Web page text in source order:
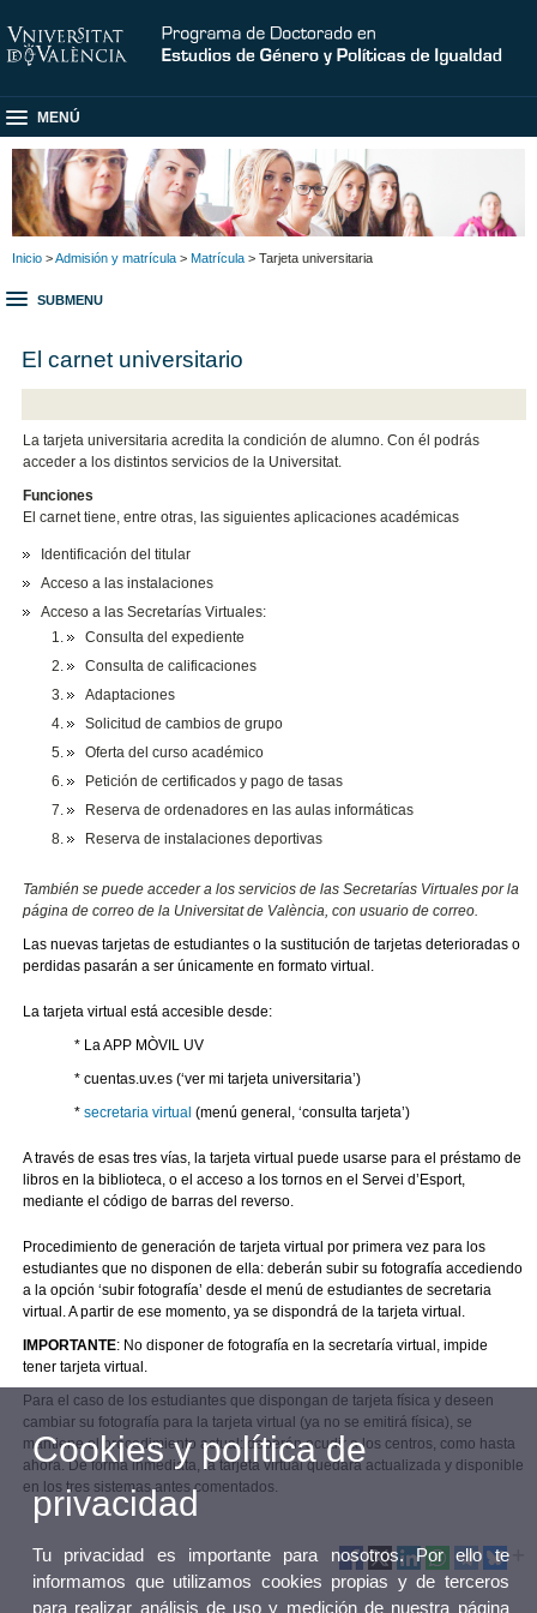
MENÚ
Inicio >Admisión y matrícula > Matrícula > Tarjeta universitaria
SUBMENU
El carnet universitario
La tarjeta universitaria acredita la condición de alumno. Con él podrás
acceder a los distintos servicios de la Universitat.
Funciones
El carnet tiene, entre otras, las siguientes aplicaciones académicas
Identificación del titular
Acceso a las instalaciones
Acceso a las Secretarías Virtuales:
Consulta del expediente
Consulta de calificaciones
Adaptaciones
Solicitud de cambios de grupo
Oferta del curso académico
Petición de certificados y pago de tasas
Reserva de ordenadores en las aulas informáticas
Reserva de instalaciones deportivas
También se puede acceder a los servicios de las Secretarías Virtuales por la
página de correo de la Universitat de València, con usuario de correo.
Las nuevas tarjetas de estudiantes o la sustitución de tarjetas deterioradas o
perdidas pasarán a ser únicamente en formato virtual.
La tarjeta virtual está accesible desde:
* La APP MÒVIL UV
* cuentas.uv.es (‘ver mi tarjeta universitaria’)
*secretaria virtual (menú general, ‘consulta tarjeta’)
A través de esas tres vías, la tarjeta virtual puede usarse para el préstamo de
libros en la biblioteca, o el acceso a los tornos en el Servei d’Esport,
mediante el código de barras del reverso.
Procedimiento de generación de tarjeta virtual por primera vez para los
estudiantes que no disponen de ella: deberán subir su fotografía accediendo
a la opción ‘subir fotografía’ desde el menú de estudiantes de secretaria
virtual. A partir de ese momento, ya se dispondrá de la tarjeta virtual.
IMPORTANTE: No disponer de fotografía en la secretaría virtual, impide
tener tarjeta virtual.
Para el caso de los estudiantes que dispongan de tarjeta física y deseen
cambiar su fotografía para la tarjeta virtual (ya no se emitirá física), se
mantiene el procedimiento actual: deberán acudir a los centros, como hasta
ahora. De forma inmediata, la tarjeta virtual quedará actualizada y disponible
en los tres sistemas antes comentados.
Cookies y política de
privacidad
Tu privacidad es importante para nosotros. Por ello te
informamos que utilizamos cookies propias y de terceros
para realizar análisis de uso y medición de nuestra página